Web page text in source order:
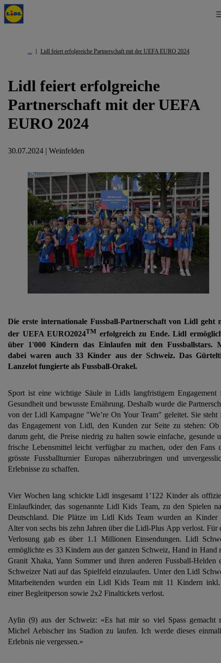
Lidl feiert erfolgreiche Partnerschaft mit der UEFA EURO 2024
Lidl feiert erfolgreiche
Partnerschaft mit der UEFA
EURO 2024
30.07.2024 | Weinfelden
Die erste internationale Fussball-Partnerschaft von Lidl geht
der UEFA EURO2024TM erfolgreich zu Ende. Lidl
über 1'000 Kindern das Einlaufen mit den Fussballstars.
dabei waren auch 33 Kinder aus der Schweiz. Das
Lanzelot fungierte als Fussball-Orakel.
Sport ist eine wichtige Säule in Lidls langfristigem Engagement
Gesundheit und bewusste Ernährung. Deshalb wurde die
von der Lidl Kampagne "We’re On Your Team" geleitet. Sie steht
das Engagement von Lidl, den Kunden zur Seite zu stehen: Ob
darum geht, die Preise niedrig zu halten sowie einfache, gesunde
frische Lebensmittel leicht verfügbar zu machen, oder den Fans
grösste Fussballturnier Europas näherzubringen und
Erlebnisse zu schaffen.
Vier Wochen lang schickte Lidl insgesamt 1’122 Kinder als
Einlaufkinder, das sogenannte Lidl Kids Team, zu den Spielen
Deutschland. Die Plätze im Lidl Kids Team wurden an Kinder
Alter von sechs bis zehn Jahren über die Lidl-Plus App verlost. Für
Verlosung gab es über 1.1 Millionen Einsendungen. Lidl
ermöglichte es 33 Kindern aus der ganzen Schweiz, Hand in Hand
Granit Xhaka, Yann Sommer und ihren anderen Fussball-Helden
Schweizer Nati auf das Spielfeld einzulaufen. Unter den Lidl
Mitarbeitenden wurden ein Lidl Kids Team mit 11 Kindern
einer Begleitperson sowie 2x2 Finaltickets verlost.
Aylin (9) aus der Schweiz: «Es hat mir so viel Spass gemacht
Michel Aebischer ins Stadion zu laufen. Ich werde dieses
Erlebnis nie vergessen.»